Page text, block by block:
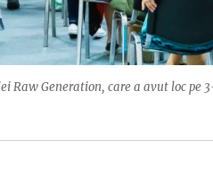
Raw Generation, care a avut loc pe